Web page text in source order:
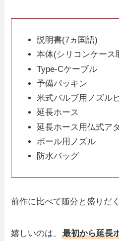
説明書(7ヵ国語)
本体(シリコンケース
Type-Cケーブル
予備パッキン
米式バルブ用ノズル
延長ホース
延長ホース用仏式ア
ボール用ノズル
防水バッグ
前作に比べて随分と盛りだ
嬉しいのは、最初から延長